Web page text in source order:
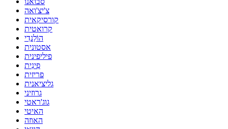
צ'יצ'ואה
קורסיקאית
קרואטית
הוֹלַנדִי
אסטונית
פיליפינית
פִינִית
פריזית
גליציאנית
גרוזיני
גוג'ראטי
האיטי
האוזה